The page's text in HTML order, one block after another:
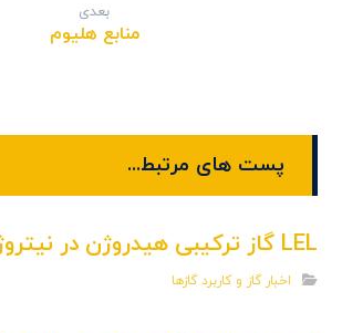
بعدی
منابع هلیوم
پست های مرتبط...
LEL گاز ترکیبی هیدروژن در نیتروژن
اخبار گاز و کاربرد گازها